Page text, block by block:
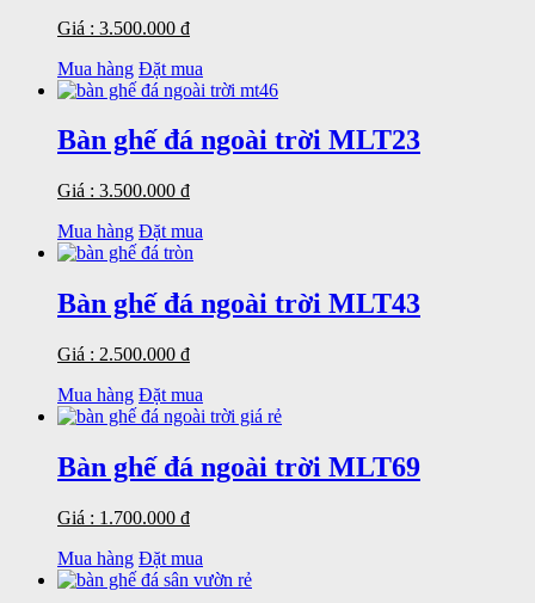
Giá : 3.500.000 đ
Mua hàng Đặt mua
Bàn ghế đá ngoài trời MLT23
Giá : 3.500.000 đ
Mua hàng Đặt mua
Bàn ghế đá ngoài trời MLT43
Giá : 2.500.000 đ
Mua hàng Đặt mua
Bàn ghế đá ngoài trời MLT69
Giá : 1.700.000 đ
Mua hàng Đặt mua